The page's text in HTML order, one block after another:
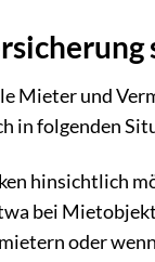
Mieter und
in folgenden
hinsichtlich
bei
oder